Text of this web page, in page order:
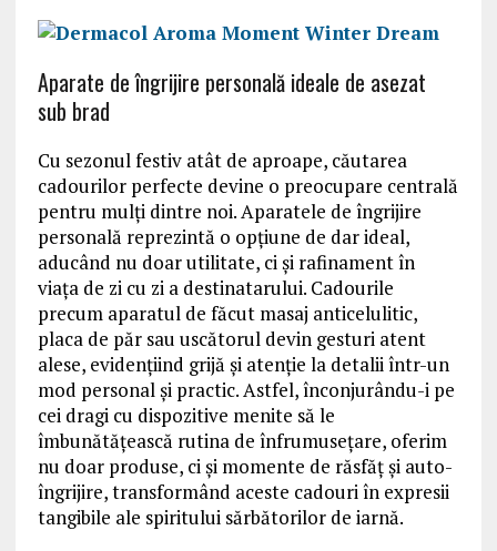
Aparate de îngrijire personală ideale de asezat
sub brad
Cu sezonul festiv atât de aproape, căutarea
cadourilor perfecte devine o preocupare centrală
pentru mulți dintre noi. Aparatele de îngrijire
personală reprezintă o opțiune de dar ideal,
aducând nu doar utilitate, ci și rafinament în
viața de zi cu zi a destinatarului. Cadourile
precum aparatul de făcut masaj anticelulitic,
placa de păr sau uscătorul devin gesturi atent
alese, evidențiind grijă și atenție la detalii într-un
mod personal și practic. Astfel, înconjurându-i pe
cei dragi cu dispozitive menite să le
îmbunătățească rutina de înfrumusețare, oferim
nu doar produse, ci și momente de răsfăț și auto-
îngrijire, transformând aceste cadouri în expresii
tangibile ale spiritului sărbătorilor de iarnă.